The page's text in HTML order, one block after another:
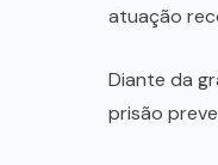
atuação
Diante da
prisão